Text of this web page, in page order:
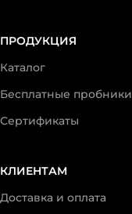
ПРОДУКЦИЯ
Каталог
Бесплатные пробники
Сертификаты
КЛИЕНТАМ
Доставка и оплата